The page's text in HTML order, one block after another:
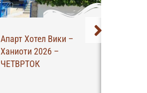
Апарт Хотел Вики –
Ханиоти 2026 –
ЧЕТВРТОК